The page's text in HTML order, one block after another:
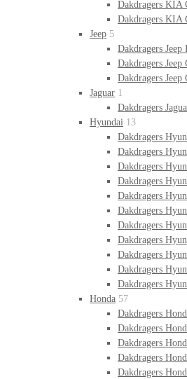
Dakdragers KIA
Dakdragers KIA
Jeep 5
Dakdragers Jeep
Dakdragers Jeep
Dakdragers Jeep
Jaguar 1
Dakdragers
Hyundai 13
Dakdragers
Dakdragers
Dakdragers
Dakdragers
Dakdragers
Dakdragers
Dakdragers
Dakdragers
Dakdragers
Dakdragers
Dakdragers
Honda 57
Dakdragers
Dakdragers
Dakdragers
Dakdragers
Dakdragers